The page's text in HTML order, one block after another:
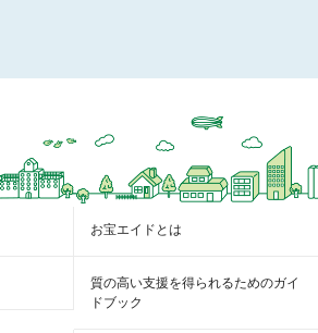
お宝エイドとは
質の高い支援を得られるためのガイ
ドブック